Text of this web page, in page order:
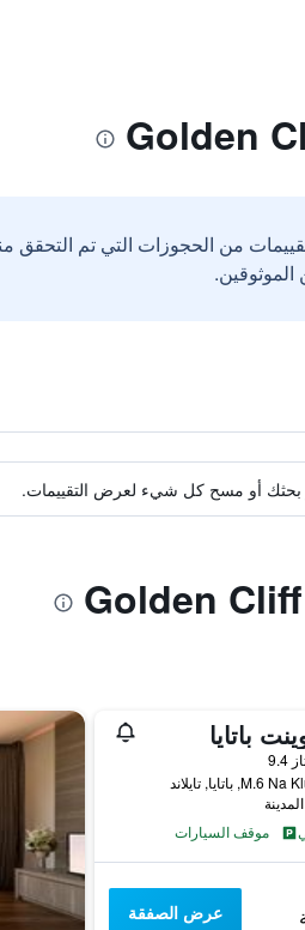
من الحجوزات التي تم التحقق
بحثك أو مسح كل شيء لعرض التقييمات.
باتايا
9.4
موقف السيارات
عرض الصفقة